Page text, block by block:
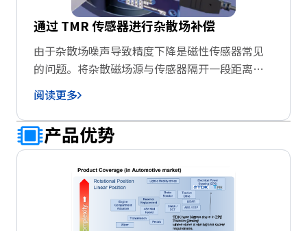
通过 TMR 传感器进行杂散场补偿
由于杂散场噪声导致精度下降是磁性传感器常见
的问题。将杂散磁场源与传感器隔开一段距离，
或加装磁屏蔽罩，这两点会对设计形成较大限
制，还会增加系统成本。此外，在兼顾补偿效果
与成本的前提下，很难选定合适的设计方案。针
对这一问题，TDK 提出了一种采用多传感器抑制
利用两个对磁场信号输出反相的传感器的输出差
值，来抵消杂散磁场的影响。
阅读更多
产品优势